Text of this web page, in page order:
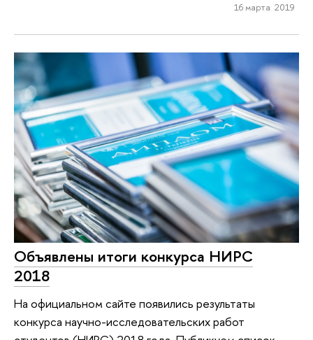
16 марта 2019
Объявлены итоги конкурса НИРС
2018
На официальном сайте появились результаты
конкурса научно-исследовательских работ